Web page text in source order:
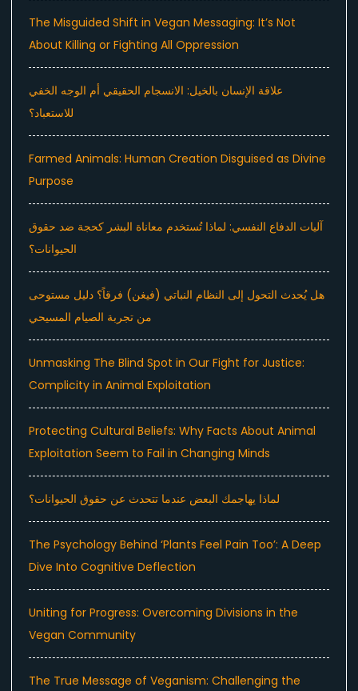
The Misguided Shift in Vegan Messaging: It’s Not
About Killing or Fighting All Oppression
علاقة الإنسان بالخيل: الانسجام الحقيقي أم الوجه الخفي
للاستعباد؟
Farmed Animals: Human Creation Disguised as Divine
Purpose
آليات الدفاع النفسي: لماذا تُستخدم معاناة البشر كحجة ضد حقوق
الحيوانات؟
هل يُحدث التحول إلى النظام النباتي (فيغن) فرقاً؟ دليل مستوحى
من تجربة الصيام المسيحي
Unmasking The Blind Spot in Our Fight for Justice:
Complicity in Animal Exploitation
Protecting Cultural Beliefs: Why Facts About Animal
Exploitation Seem to Fail in Changing Minds
لماذا يهاجمك البعض عندما تتحدث عن حقوق الحيوانات؟
The Psychology Behind ‘Plants Feel Pain Too’: A Deep
Dive Into Cognitive Deflection
Uniting for Progress: Overcoming Divisions in the
Vegan Community
The True Message of Veganism: Challenging the